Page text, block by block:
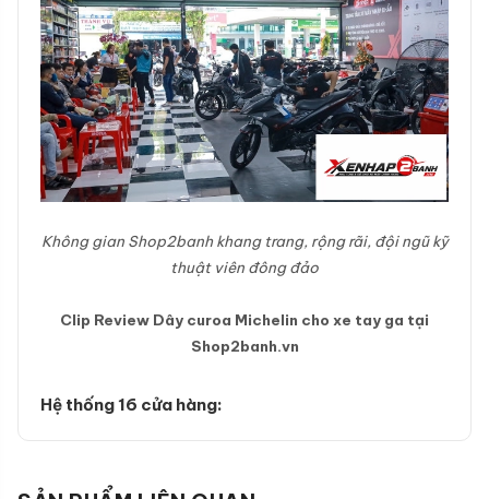
Không gian Shop2banh khang trang, rộng rãi, đội ngũ kỹ
thuật viên đông đảo
Clip Review Dây curoa Michelin cho xe tay ga tại
Shop2banh.vn
Hệ thống 16 cửa hàng: